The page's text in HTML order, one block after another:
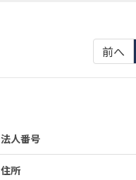
前へ
法人番号
住所